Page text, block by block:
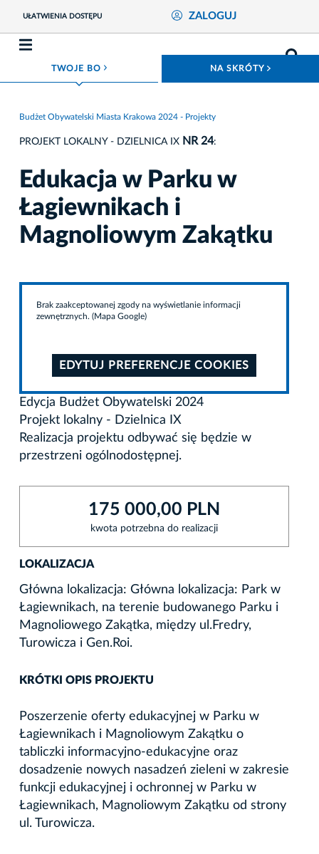
UŁATWIENIA DOSTĘPU ZALOGUJ
TWOJE BO ROZWIŃ MENU NA SKRÓTY
Budżet Obywatelski Miasta Krakowa 2024 - Projekty
PROJEKT LOKALNY - DZIELNICA IX NR 24:
Edukacja w Parku w
Łagiewnikach i
Magnoliowym Zakątku
Brak zaakceptowanej zgody na wyświetlanie informacji
zewnętrznych. (Mapa Google)
EDYTUJ PREFERENCJE COOKIES
Edycja Budżet Obywatelski 2024
Projekt lokalny - Dzielnica IX
Realizacja projektu odbywać się będzie w
przestrzeni ogólnodostępnej.
175 000,00 PLN
kwota potrzebna do realizacji
LOKALIZACJA
Główna lokalizacja: Główna lokalizacja: Park w
Łagiewnikach, na terenie budowanego Parku i
Magnoliowego Zakątka, między ul.Fredry,
Turowicza i Gen.Roi.
KRÓTKI OPIS PROJEKTU
Poszerzenie oferty edukacyjnej w Parku w
Łagiewnikach i Magnoliowym Zakątku o
tabliczki informacyjno-edukacyjne oraz
dosadzenie nowych nasadzeń zieleni w zakresie
funkcji edukacyjnej i ochronnej w Parku w
Łagiewnikach, Magnoliowym Zakątku od strony
ul. Turowicza.